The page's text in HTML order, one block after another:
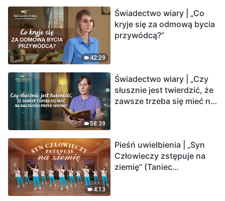
42:29
Świadectwo wiary | „Co
kryje się za odmową bycia
przywódcą?”
58:39
Świadectwo wiary | „Czy
słusznie jest twierdzić, że
zawsze trzeba się mieć na
4:13
Pieśń uwielbienia | „Syn
Człowieczy zstępuje na
ziemię” (Taniec